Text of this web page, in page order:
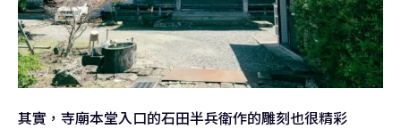
其實，寺廟本堂入口的石田半兵衛作的雕刻也很精彩